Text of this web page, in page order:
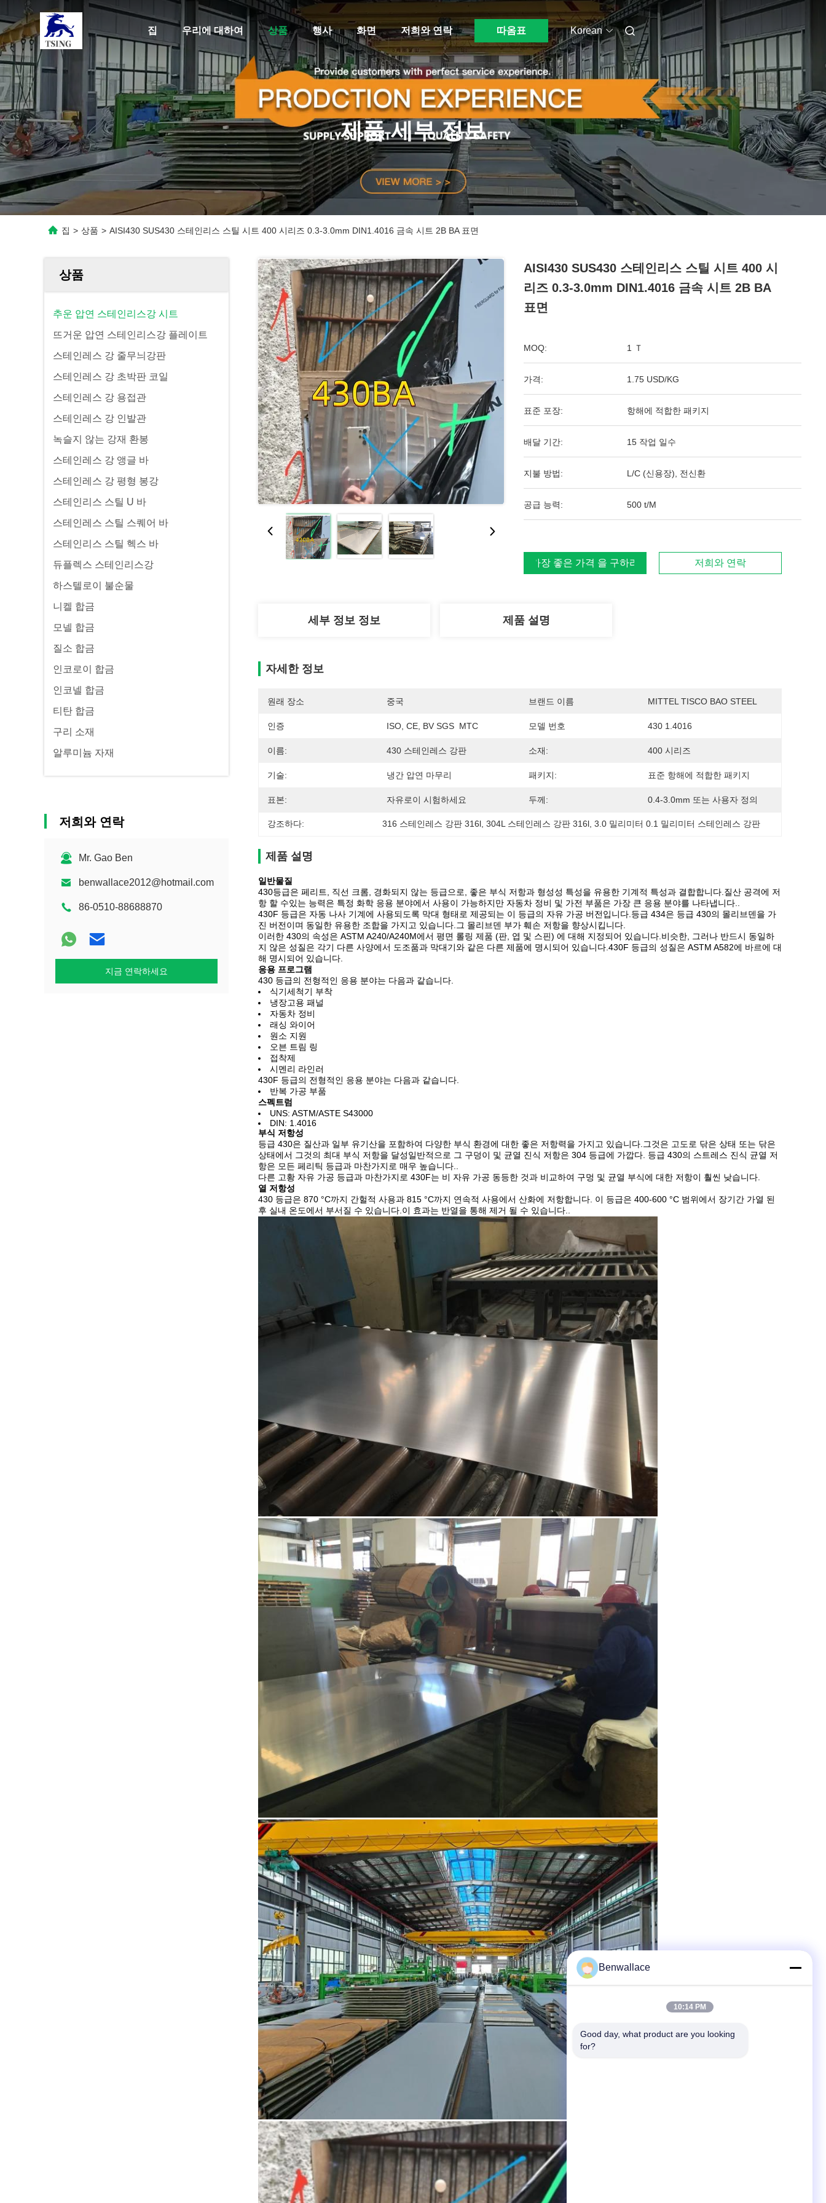
집 우리에 대하여 상품 행사 화면 저희와 연락 따옴표 Korean
제품 세부 정보
집 > 상품 > AISI430 SUS430 스테인리스 스틸 시트 400 시리즈 0.3-3.0mm DIN1.4016 금속 시트 2B BA 표면
상품
추운 압연 스테인리스강 시트
뜨거운 압연 스테인리스강 플레이트
스테인레스 강 줄무늬강판
스테인레스 강 초박판 코일
스테인레스 강 용접관
스테인레스 강 인발관
녹슬지 않는 강재 환봉
스테인레스 강 앵글 바
스테인레스 강 평형 봉강
스테인리스 스틸 U 바
스테인레스 스틸 스퀘어 바
스테인리스 스틸 헥스 바
듀플렉스 스테인리스강
하스텔로이 불순물
니켈 합금
모넬 합금
질소 합금
인코로이 합금
인코넬 합금
티탄 합금
구리 소재
알루미늄 자재
저희와 연락
Mr. Gao Ben
benwallace2012@hotmail.com
86-0510-88688870
지금 연락하세요
AISI430 SUS430 스테인리스 스틸 시트 400 시
리즈 0.3-3.0mm DIN1.4016 금속 시트 2B BA
표면
MOQ: 1 Ｔ
가격: 1.75 USD/KG
표준 포장: 항해에 적합한 패키지
배달 기간: 15 작업 일수
지불 방법: L/C (신용장), 전신환
공급 능력: 500 t/M
가장 좋은 가격 을 구하라 저희와 연락
세부 정보 정보 제품 설명
자세한 정보
원래 장소 중국 브랜드 이름 MITTEL TISCO BAO STEEL
인증 ISO, CE, BV SGS  MTC 모델 번호 430 1.4016
이름: 430 스테인레스 강판 소재: 400 시리즈
기술: 냉간 압연 마무리 패키지: 표준 항해에 적합한 패키지
표본: 자유로이 시험하세요 두께: 0.4-3.0mm 또는 사용자 정의
강조하다: 316 스테인레스 강판 316l , 304L 스테인레스 강판 316l , 3.0 밀리미터 0.1 밀리미터 스테인레스 강판
제품 설명
일반물질
430등급은 페리트, 직선 크롬, 경화되지 않는 등급으로, 좋은 부식 저항과 형성성 특성을 유용한 기계적 특성과 결합합니다.질산 공격에 저
항 할 수있는 능력은 특정 화학 응용 분야에서 사용이 가능하지만 자동차 정비 및 가전 부품은 가장 큰 응용 분야를 나타냅니다..
430F 등급은 자동 나사 기계에 사용되도록 막대 형태로 제공되는 이 등급의 자유 가공 버전입니다.등급 434은 등급 430의 몰리브덴을 가
진 버전이며 동일한 유용한 조합을 가지고 있습니다.그 몰리브덴 부가 훼손 저항을 향상시킵니다.
이러한 430의 속성은 ASTM A240/A240M에서 평면 롤링 제품 (판, 엽 및 스핀) 에 대해 지정되어 있습니다.비슷한, 그러나 반드시 동일하
지 않은 성질은 각기 다른 사양에서 도조품과 막대기와 같은 다른 제품에 명시되어 있습니다.430F 등급의 성질은 ASTM A582에 바르에 대
해 명시되어 있습니다.
응용 프로그램
430 등급의 전형적인 응용 분야는 다음과 같습니다.
식기세척기 부착
냉장고용 패널
자동차 정비
래싱 와이어
원소 지원
오븐 트림 링
접착제
시멘리 라인러
430F 등급의 전형적인 응용 분야는 다음과 같습니다.
반복 가공 부품
스펙트럼
UNS: ASTM/ASTE S43000
DIN: 1.4016
부식 저항성
등급 430은 질산과 일부 유기산을 포함하여 다양한 부식 환경에 대한 좋은 저항력을 가지고 있습니다.그것은 고도로 닦은 상태 또는 닦은
상태에서 그것의 최대 부식 저항을 달성일반적으로 그 구덩이 및 균열 진식 저항은 304 등급에 가깝다. 등급 430의 스트레스 진식 균열 저
항은 모든 페리틱 등급과 마찬가지로 매우 높습니다..
다른 고황 자유 가공 등급과 마찬가지로 430F는 비 자유 가공 동등한 것과 비교하여 구멍 및 균열 부식에 대한 저항이 훨씬 낮습니다.
열 저항성
430 등급은 870 °C까지 간헐적 사용과 815 °C까지 연속적 사용에서 산화에 저항합니다. 이 등급은 400-600 °C 범위에서 장기간 가열 된
후 실내 온도에서 부서질 수 있습니다.이 효과는 반열을 통해 제거 될 수 있습니다..
Benwallace
10:14 PM
Good day, what product are you looking
for?